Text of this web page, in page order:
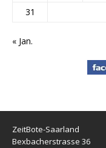
31
« Jan.
ZeitBote-Saarland
Bexbacherstrasse 36